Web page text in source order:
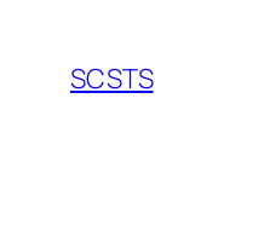
Inhalt
springen
SCSTS